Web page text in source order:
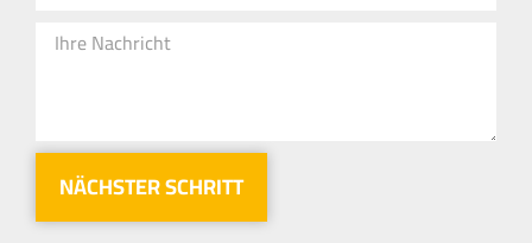
NÄCHSTER SCHRITT